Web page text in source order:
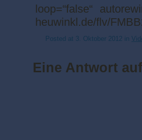
loop=“false“
heuwinkl.de/flv/
Posted at 3. Oktober 2012 in
Eine Antwort auf